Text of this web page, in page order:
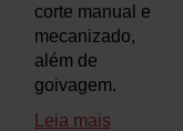
corte manual e
mecanizado,
além de
goivagem.
Leia mais